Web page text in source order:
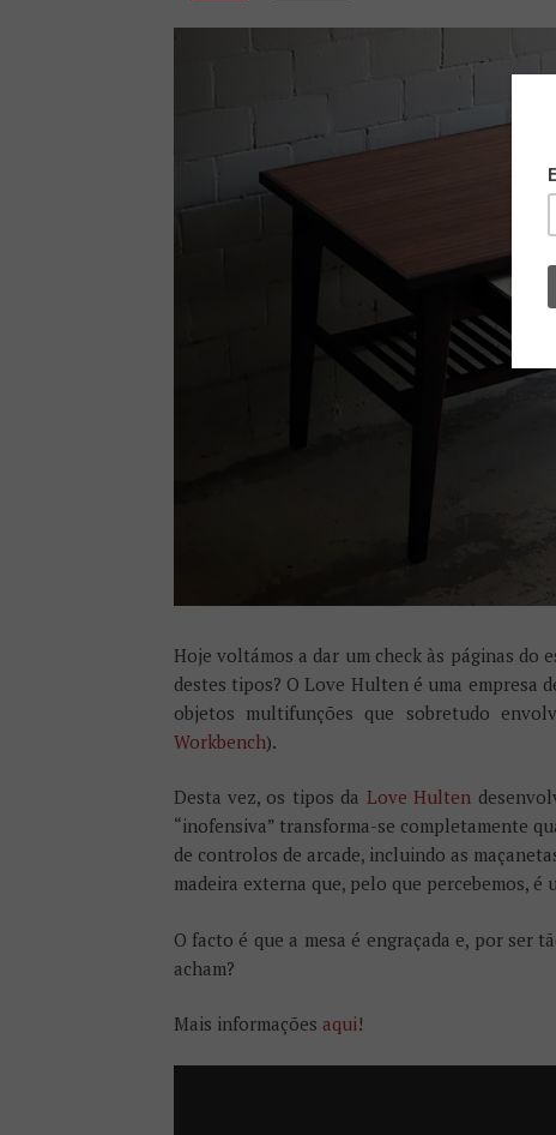
Hoje voltámos a dar um check às páginas do
destes tipos? O Love Hulten é uma empresa
objetos multifunções que sobretudo
Workbench).
Desta vez, os tipos da Love Hulten
“inofensiva” transforma-se completamente
de controlos de arcade, incluindo as
madeira externa que, pelo que percebemos,
O facto é que a mesa é engraçada e, por ser
acham?
Mais informações aqui!